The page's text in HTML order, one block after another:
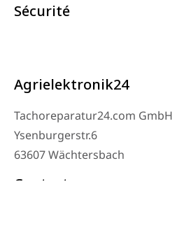
Sécurité
Agrielektronik24
Tachoreparatur24.com GmbH
Ysenburgerstr.6
63607 Wächtersbach
Contact